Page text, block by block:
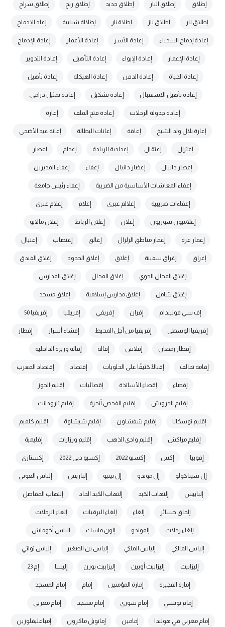
إطلاق إطلاق النار إطلاق جديد إطلاق ريح إطلاق سراح
إطلاق نار إطلاق ناز إطلاقنار إطلالة شبابية إعاد الإدماج
إعادة إدماج السجناء إعادة الأسر إعادة الأعمار إعادة الإدماج
إعادة الإعمار إعادة الإيواء إعادة التأهيل إعادة التدوير
إعادة الحياة إعادة الدفن إعادة الهيكلة إعادة تأهيل
إعادة تأهيل الاستقبال إعادة تشكيل إعادة تمثيل درامي.
إعادة جدولة الرحلات إعادة فتح الملف إعارة
إعارة بلال ولد الشيخ إعاقة إعانات البطالة إعانة عيد الأضحى
إعتزال إعتقال إعدادية الريادة إعدام إعصار
إعصار دانيال إعضار دانيال إعفاء إعفاء المديرين
إعفاء المعاشات الأساسية من الضريبة إعفاء رئيس جامعة
إعفاءات ضريبية إعلالم عبري إعلام إعلام عبري
إعلاميون سوريون إعلان إعلان الرباط إعلان مالابو
إعمار غزة إعمار مناطق الزلزال إغالق إغتصاب إغتيال
إغراق إغراق سفينة إغلاق إغلاق الحدود إغلاق الفندق
إغلاق المجال الجوي إغلاق المحال إغلاق المدارس
إغلاق شامل إغلاق مدارس إسلامية إغلاق مسجد
إف سي فوليندام إفران إفريقي إفريقيا إفريقيا 50
إفريقيا الوسطى إفريقيا من أجل المحيط إفشاء أسرار إفطار
إفطار رمضان إفلاس إقالة إقالة وزيرة الداخلية
إقامة تحالف إقبالًا كثيفًا على الحلويات إقتصاد إقتصاد المغرب
إقصاء إقصاء الأساتذة إقصائيات إقليم الحوز
إقليم الدرويش إقليم الفحص أنجرة إقليم تارودانت
إقليم توسكانا إقليم شفشاون إقليم شيشاوة إقليم كلميم
إقليم مراكش إقليم وادي الذهب إقليم ورزازات إقليمية
إقوبيا إكس إكسبو 2022 إكسبو دبي 2022 إكستازي
إل سيناكولو إل موندو إل نينيو إلباريس إلباس العوني
إلباييس إلتهاب الكبد إلتهاب الكبد الحاد إلتهاب المفاصل
إلحاق خسائر إلغاء إلغاء البرقيات إلغاء الرحلات
إلغاء رحلات إلموندو إلون ماسك إلياس أخوماش
إلياس المالكي إلياس الملكي إلياس بن الصغير إلياس تواتي
إليزابيث إليزابيث أوبين إليزابيث بورن إليسا إم 23
إمارة الفجيرة إمارة المؤمنين إمام إمام المسجد
إمام تونسي إمام سوري إمام مسجد إمام مغربي
إمام مغربي في هولندا إمامين إمانويل ماكرون إمباغليفلوزين